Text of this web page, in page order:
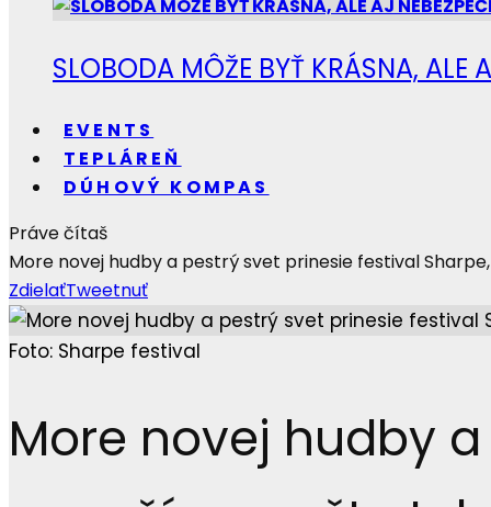
SLOBODA MÔŽE BYŤ KRÁSNA, ALE
EVENTS
TEPLÁREŇ
DÚHOVÝ KOMPAS
Práve čítaš
More novej hudby a pestrý svet prinesie festival
ZdielaťTweetnuť
Foto: Sharpe festival
More novej hudby